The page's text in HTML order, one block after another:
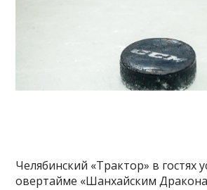
Челябинский «Трактор» в гостях
овертайме «Шанхайским